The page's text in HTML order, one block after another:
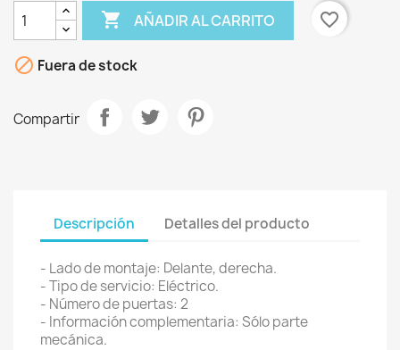
 AÑADIR AL CARRITO favorite_border
 Fuera de stock
Compartir
Descripción Detalles del producto
- Lado de montaje: Delante, derecha.
- Tipo de servicio: Eléctrico.
- Número de puertas: 2
- Información complementaria: Sólo parte
mecánica.